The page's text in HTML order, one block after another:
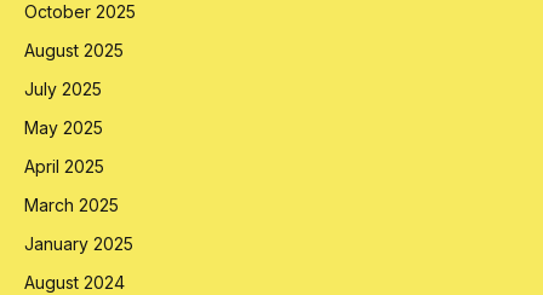
October 2025
August 2025
July 2025
May 2025
April 2025
March 2025
January 2025
August 2024